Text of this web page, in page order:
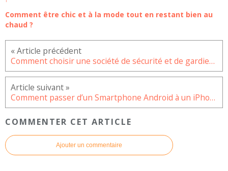
Comment être chic et à la mode tout en restant bien au
chaud ?
Comment choisir une société de sécurité et de gardiennage et quelles sont ses avantages ?
Comment passer d’un Smartphone Android à un iPhone sans perdre ses données ?
COMMENTER CET ARTICLE
Ajouter un commentaire